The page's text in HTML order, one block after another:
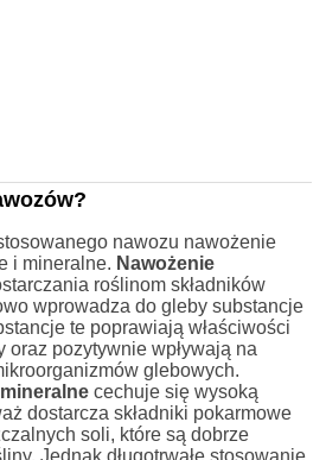
nawozu nawożenie
i mineralne. Nawożenie
roślinom składników
wprowadza do gleby substancje
te poprawiają właściwości
oraz pozytywnie wpływają na
glebowych.
cechuje się wysoką
dostarcza składniki pokarmowe
soli, które są dobrze
Jednak długotrwałe stosowanie